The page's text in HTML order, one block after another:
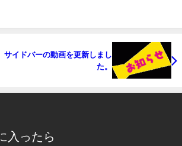
サイドバーの動画を更新しまし
た。
入ったら